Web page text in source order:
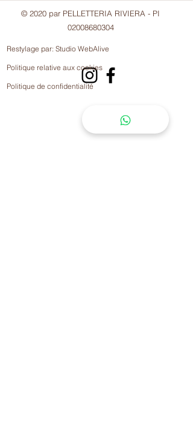
© 2020 par PELLETTERIA RIVIERA - PI
02008680304
Restylage par: Studio WebAlive
Politique de confidentialité
Politique relative aux cookies